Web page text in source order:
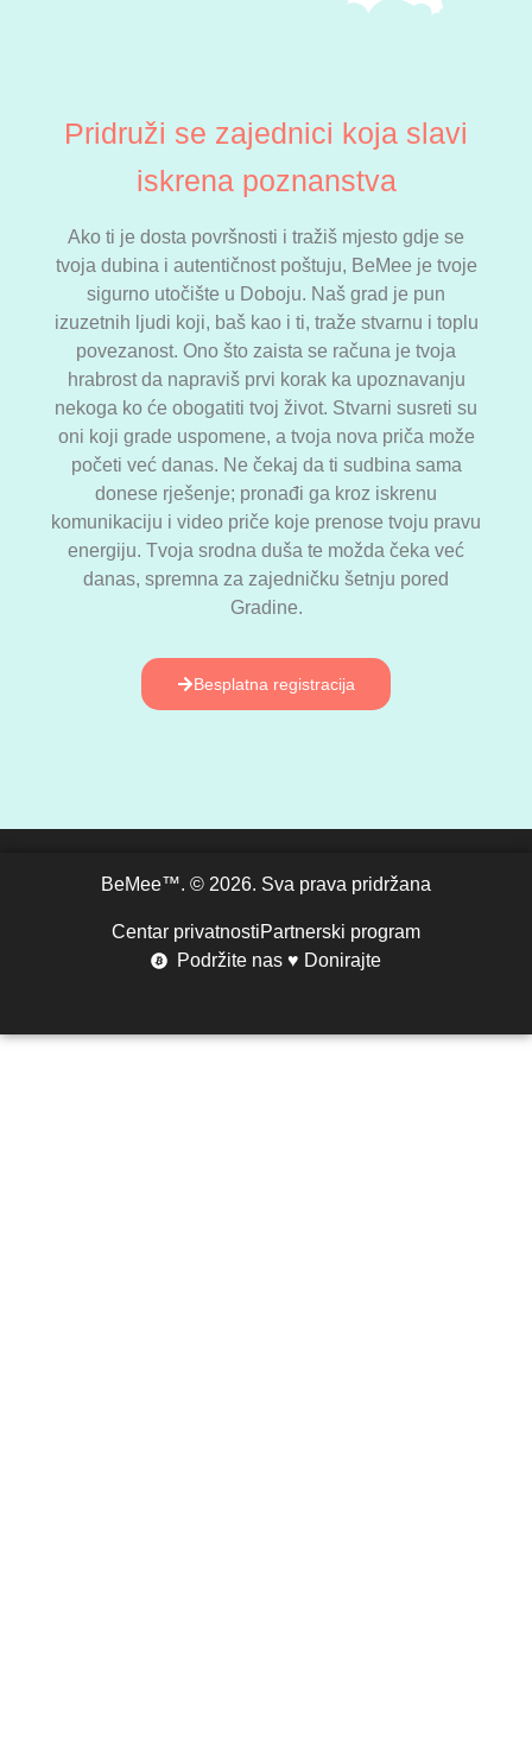
Pridruži se zajednici koja slavi
iskrena poznanstva
Ako ti je dosta površnosti i tražiš mjesto gdje se
tvoja dubina i autentičnost poštuju, BeMee je tvoje
sigurno utočište u Doboju. Naš grad je pun
izuzetnih ljudi koji, baš kao i ti, traže stvarnu i toplu
povezanost. Ono što zaista se računa je tvoja
hrabrost da napraviš prvi korak ka upoznavanju
nekoga ko će obogatiti tvoj život. Stvarni susreti su
oni koji grade uspomene, a tvoja nova priča može
početi već danas. Ne čekaj da ti sudbina sama
donese rješenje; pronađi ga kroz iskrenu
komunikaciju i video priče koje prenose tvoju pravu
energiju. Tvoja srodna duša te možda čeka već
danas, spremna za zajedničku šetnju pored
Gradine.
Besplatna registracija
BeMee™. © 2026. Sva prava pridržana
Centar privatnostiPartnerski program
Podržite nas ♥ Donirajte